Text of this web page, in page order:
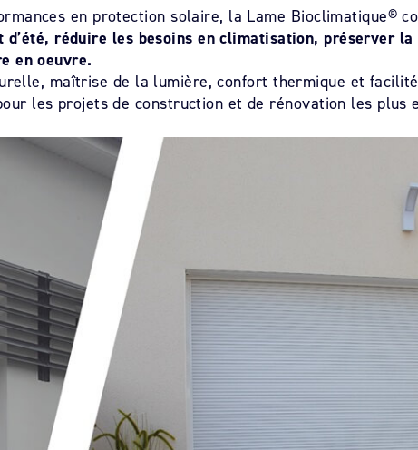
en protection solaire, la Lame Bioclimatique®
d’été, réduire les besoins en climatisation, préserver
en oeuvre.
maîtrise de la lumière, confort thermique et
les projets de construction et de rénovation les plus